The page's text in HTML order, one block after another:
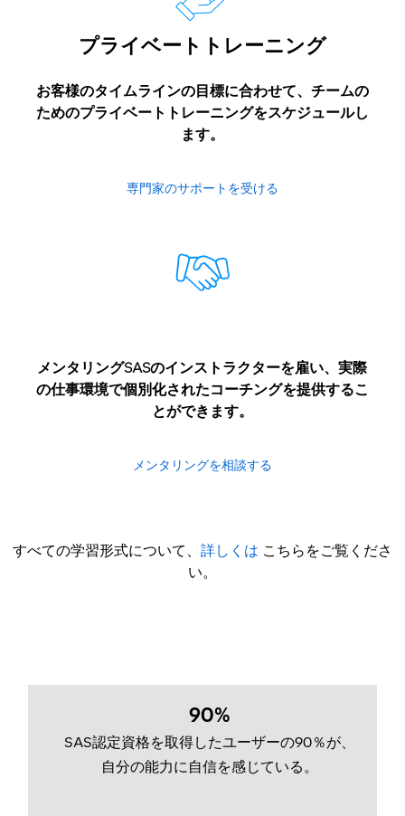
プライベートトレーニング
お客様のタイムラインの目標に合わせて、チームの
ためのプライベートトレーニングをスケジュールし
ます。
専門家のサポートを受ける
メンタリングSASのインストラクターを雇い、実際
の仕事環境で個別化されたコーチングを提供するこ
とができます。
メンタリングを相談する
すべての学習形式について、 詳しくは こちらをご覧くださ
い。
90%
SAS認定資格を取得したユーザーの90％が、
自分の能力に自信を感じている。